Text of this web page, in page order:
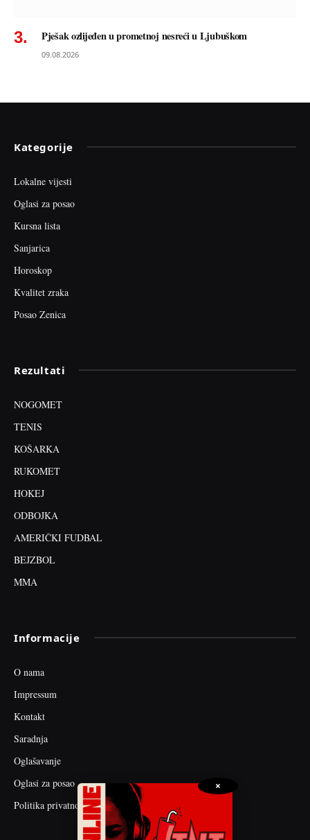
Pješak ozlijeđen u prometnoj nesreći u Ljubuškom
09.08.2026
Kategorije
Lokalne vijesti
Oglasi za posao
Kursna lista
Sanjarica
Horoskop
Kvalitet zraka
Posao Zenica
Rezultati
NOGOMET
TENIS
KOŠARKA
RUKOMET
HOKEJ
ODBOJKA
AMERIČKI FUDBAL
BEJZBOL
MMA
Informacije
O nama
Impressum
Kontakt
Saradnja
Oglašavanje
Oglasi za posao
Politika privatnosti
×